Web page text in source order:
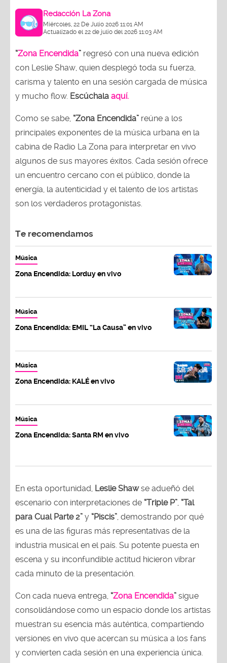
Redacción La Zona
Miércoles, 22 De Julio 2026 11:01 AM
Actualizado el 22 de julio del 2026 11:03 AM
“Zona Encendida” regresó con una nueva edición
con Leslie Shaw, quien desplegó toda su fuerza,
carisma y talento en una sesión cargada de música
y mucho flow. Escúchala aquí.
Como se sabe, “Zona Encendida” reúne a los
principales exponentes de la música urbana en la
cabina de Radio La Zona para interpretar en vivo
algunos de sus mayores éxitos. Cada sesión ofrece
un encuentro cercano con el público, donde la
energía, la autenticidad y el talento de los artistas
son los verdaderos protagonistas.
Te recomendamos
Música
Zona Encendida: Lorduy en vivo
Música
Zona Encendida: EMIL “La Causa” en vivo
Música
Zona Encendida: KALÉ en vivo
Música
Zona Encendida: Santa RM en vivo
En esta oportunidad, Leslie Shawse adueñó del
escenario con interpretaciones de “Triple P”, “Tal
para Cual Parte 2” y “Piscis”, demostrando por qué
es una de las figuras más representativas de la
industria musical en el país. Su potente puesta en
escena y su inconfundible actitud hicieron vibrar
cada minuto de la presentación.
Con cada nueva entrega, “Zona Encendida” sigue
consolidándose como un espacio donde los artistas
muestran su esencia más auténtica, compartiendo
versiones en vivo que acercan su música a los fans
y convierten cada sesión en una experiencia única.